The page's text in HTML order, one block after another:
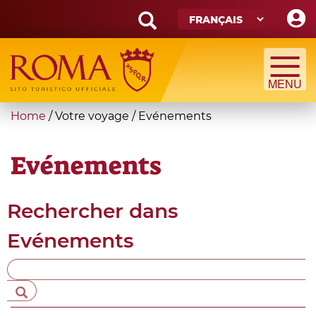
main
content
Search
form
Recherche
You
here
Home / Votre voyage / Evénements
Evénements
Rechercher dans
Evénements